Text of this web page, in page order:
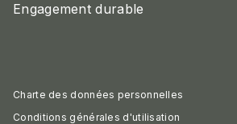
Engagement durable
Charte des données personnelles
Conditions générales d'utilisation